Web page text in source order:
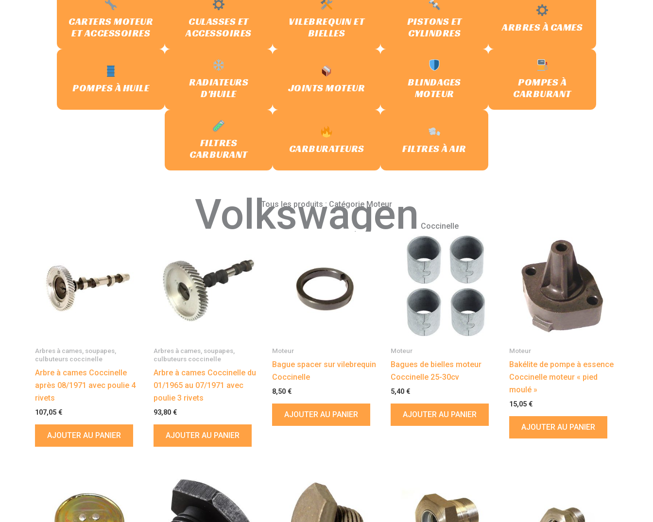
CARTERS MOTEUR
ET ACCESSOIRES
CULASSES ET
ACCESSOIRES
VILEBREQUIN ET
BIELLES
PISTONS ET
CYLINDRES
ARBRES À CAMES
POMPES À HUILE
RADIATEURS
D'HUILE
JOINTS MOTEUR
BLINDAGES
MOTEUR
POMPES À
CARBURANT
FILTRES
CARBURANT
CARBURATEURS FILTRES À AIR
Tous les produits : Catégorie Moteur
Volkswagen Coccinelle
Arbres à cames, soupapes,
culbuteurs coccinelle
Arbre à cames Coccinelle
après 08/1971 avec poulie 4
rivets
107,05 €
AJOUTER AU PANIER
Arbres à cames, soupapes,
culbuteurs coccinelle
Arbre à cames Coccinelle du
01/1965 au 07/1971 avec
poulie 3 rivets
93,80 €
AJOUTER AU PANIER
Moteur
Bague spacer sur vilebrequin
Coccinelle
8,50 €
AJOUTER AU PANIER
Moteur
Bagues de bielles moteur
Coccinelle 25-30cv
5,40 €
AJOUTER AU PANIER
Moteur
Bakélite de pompe à essence
Coccinelle moteur « pied
moulé »
15,05 €
AJOUTER AU PANIER